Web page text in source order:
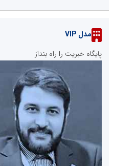
مدل VIP
پایگاه خبریت را راه بنداز